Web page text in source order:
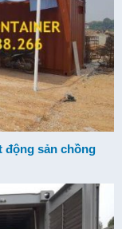
động sản chồng